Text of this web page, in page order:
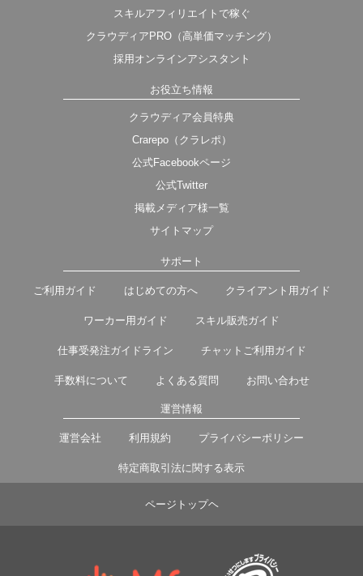
スキルアフィリエイトで稼ぐ
クラウディアPRO（高単価マッチング）
採用オンラインアシスタント
お役立ち情報
クラウディア会員特典
Crarepo（クラレポ）
公式Facebookページ
公式Twitter
掲載メディア様一覧
サイトマップ
サポート
ご利用ガイド はじめての方へ クライアント用ガイド
ワーカー用ガイド スキル販売ガイド
仕事受発注ガイドライン チャットご利用ガイド
手数料について よくある質問 お問い合わせ
運営情報
運営会社 利用規約 プライバシーポリシー
特定商取引法に関する表示
ページトップヘ